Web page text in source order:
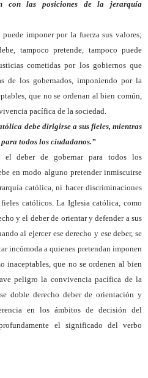
con las posiciones de la jerarquía
imponer por la fuerza sus valores;
tampoco pretende, tampoco puede
cometidas por los gobiernos que
de los gobernados, imponiendo por la
que no se ordenan al bien común,
pacífica de la sociedad.
debe dirigirse a sus fieles, mientras
todos los ciudadanos.”
el deber de gobernar para todos los
en modo alguno pretender inmiscuirse
católica, ni hacer discriminaciones
católicos. La Iglesia católica, como
y el deber de orientar y defender a sus
al ejercer ese derecho y ese deber, se
incómoda a quienes pretendan imponen
inaceptables, que no se ordenen al bien
peligro la convivencia pacífica de la
doble derecho deber de orientación y
en los ámbitos de decisión del
el significado del verbo